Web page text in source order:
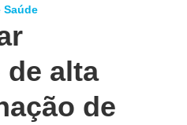
Saúde
alta
de